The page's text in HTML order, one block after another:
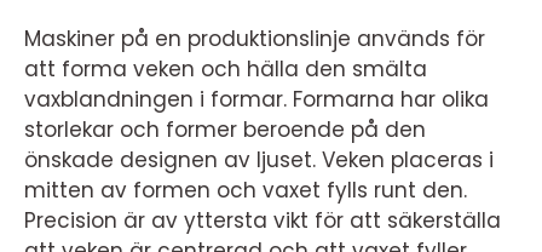
Maskiner på en produktionslinje används för
att forma veken och hälla den smälta
vaxblandningen i formar. Formarna har olika
storlekar och former beroende på den
önskade designen av ljuset. Veken placeras i
mitten av formen och vaxet fylls runt den.
Precision är av yttersta vikt för att säkerställa